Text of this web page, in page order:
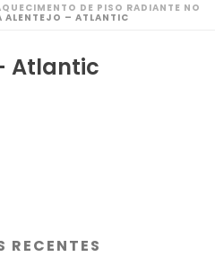
DE PISO RADIANTE NO
ALENTEJO – ATLANTIC
Atlantic
RECENTES